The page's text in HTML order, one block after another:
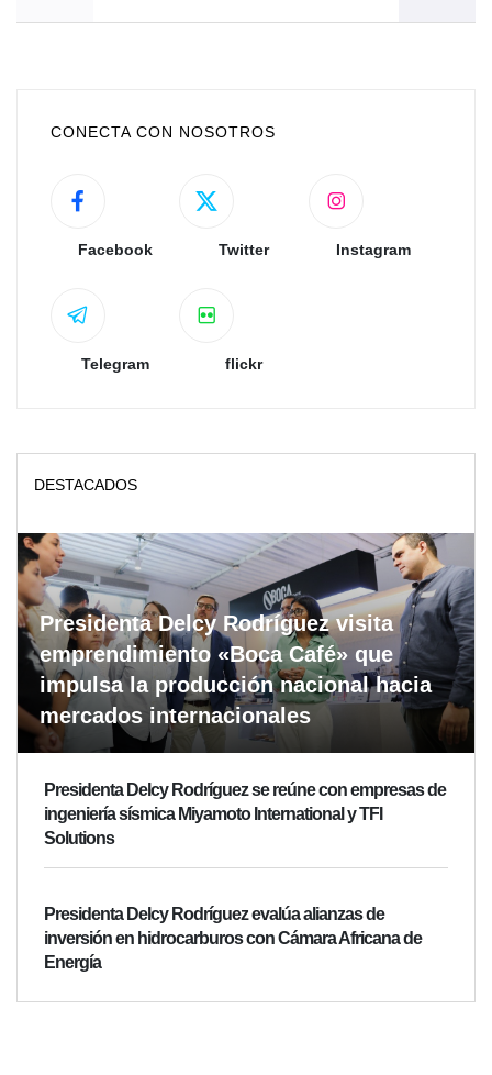
CONECTA CON NOSOTROS
Facebook Twitter Instagram
Telegram flickr
DESTACADOS
Presidenta Delcy Rodríguez visita
emprendimiento «Boca Café» que
impulsa la producción nacional hacia
mercados internacionales
Presidenta Delcy Rodríguez se reúne con empresas de
ingeniería sísmica Miyamoto International y TFI
Solutions
Presidenta Delcy Rodríguez evalúa alianzas de
inversión en hidrocarburos con Cámara Africana de
Energía